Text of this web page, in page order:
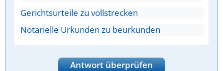
Gerichtsurteile zu vollstrecken
Notarielle Urkunden zu beurkunden
Antwort überprüfen